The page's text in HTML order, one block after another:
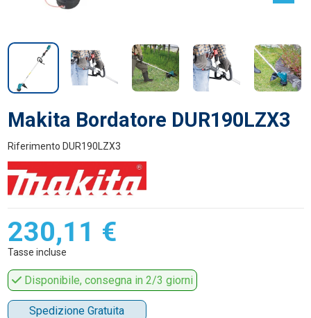
Makita Bordatore DUR190LZX3
Riferimento DUR190LZX3
230,11 €
Tasse incluse
Disponibile, consegna in 2/3 giorni
Spedizione Gratuita